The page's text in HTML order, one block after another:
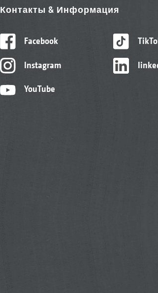
Контакты & Информация
Facebook
Instagram
YouTube